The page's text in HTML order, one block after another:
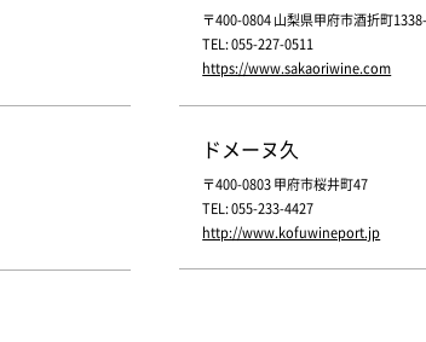
〒400-0804 山梨県甲府市酒折町
TEL: 055-227-0511
https://www.sakaoriwine.com
ドメーヌ久
〒400-0803 甲府市桜井町47
TEL: 055-233-4427
http://www.kofuwineport.jp